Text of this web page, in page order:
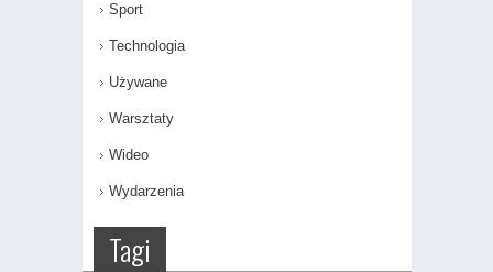
Sport
Technologia
Używane
Warsztaty
Wideo
Wydarzenia
Tagi